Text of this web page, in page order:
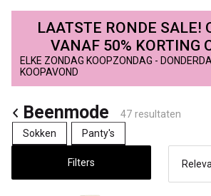
Beenmode
Passo
LAATSTE RONDE SALE!
VANAF 50% KORTING
ELKE ZONDAG KOOPZONDAG -
KOOPAVOND
Beenmode
47 resultaten
Sokken
Panty's
Filters